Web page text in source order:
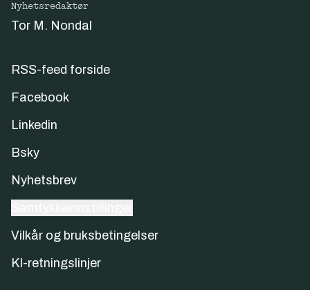
Nyhetsredaktør
Tor M. Nondal
RSS-feed forside
Facebook
Linkedin
Bsky
Nyhetsbrev
Vilkår og bruksbetingelser
KI-retningslinjer